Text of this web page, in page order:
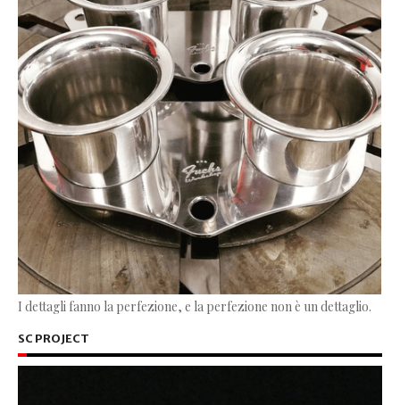
I dettagli fanno la perfezione, e la perfezione non è un dettaglio.
SC PROJECT